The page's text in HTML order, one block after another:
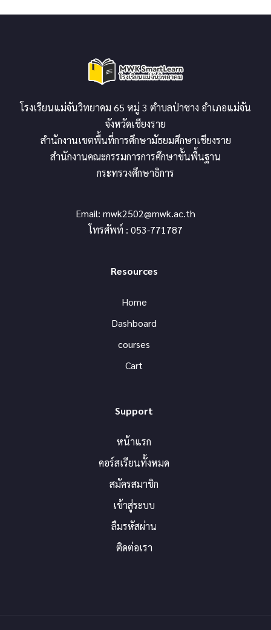
โรงเรียนแม่จันวิทยาคม 65 หมู่ 3 ตำบลป่าซาง อำเภอแม่จัน
จังหวัดเชียงราย
สำนักงานเขตพื้นที่การศึกษามัธยมศึกษาเชียงราย
สำนักงานคณะกรรมการการศึกษาขั้นพื้นฐาน
กระทรวงศึกษาธิการ
Email: mwk2502@mwk.ac.th
โทรศัพท์ : 053-771787
Resources
Home
Dashboard
courses
Cart
Support
หน้าแรก
คอร์สเรียนทั้งหมด
สมัครสมาชิก
เข้าสู่ระบบ
ลืมรหัสผ่าน
ติดต่อเรา